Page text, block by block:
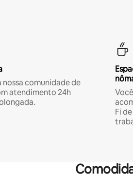
nossa comunidade de
atendimento 24h
Fi